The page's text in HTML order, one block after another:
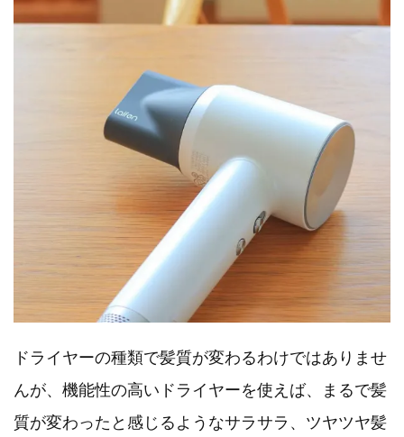
ドライヤーの種類で髪質が変わるわけではありませ
んが、機能性の高いドライヤーを使えば、まるで髪
質が変わったと感じるようなサラサラ、ツヤツヤ髪